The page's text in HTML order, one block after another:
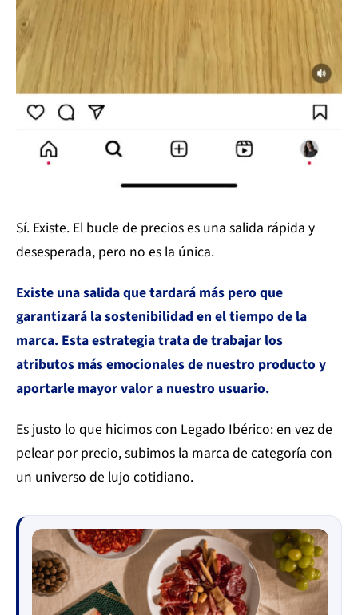
Sí. Existe. El bucle de precios es una salida rápida y
desesperada, pero no es la única.
Existe una salida que tardará más pero que
garantizará la sostenibilidad en el tiempo de la
marca. Esta estrategia trata de trabajar los
atributos más emocionales de nuestro producto y
aportarle mayor valor a nuestro usuario.
Es justo lo que hicimos con Legado Ibérico: en vez de
pelear por precio, subimos la marca de categoría con
un universo de lujo cotidiano.